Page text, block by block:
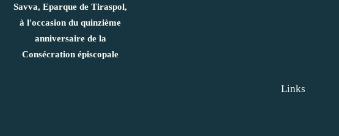
Savva, Eparque de Tiraspol,
à l'occasion du quinzième
anniversaire de la
Consécration épiscopale
Links